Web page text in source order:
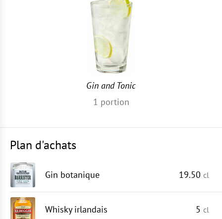
Gin and Tonic
1 portion
Plan d'achats
Gin botanique 19.50 cl
Whisky irlandais 5 cl